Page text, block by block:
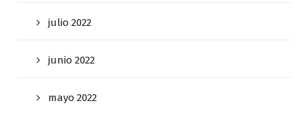
julio 2022
junio 2022
mayo 2022